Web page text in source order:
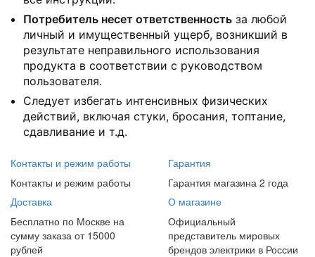
Потребитель несет ответственность за любой
личный и имущественный ущерб, возникший в
результате неправильного использования
продукта в соответствии с руководством
пользователя.
Следует избегать интенсивных физических
действий, включая стуки, бросания, топтание,
сдавливание и т.д.
Контакты и режим работы
Контакты и режим работы
Гарантия
Гарантия магазина 2 года
Доставка
Бесплатно по Москве на
сумму заказа от 15000
рублей
О магазине
Официальный
представитель мировых
брендов электрики в России